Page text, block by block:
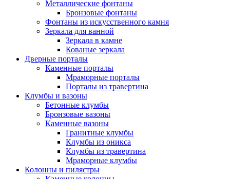
Металлические фонтаны
Бронзовые фонтаны
Фонтаны из искусственного камня
Зеркала для ванной
Зеркала в камне
Кованые зеркала
Дверные порталы
Каменные порталы
Мраморные порталы
Порталы из травертина
Клумбы и вазоны
Бетонные клумбы
Бронзовые вазоны
Каменные вазоны
Гранитные клумбы
Клумбы из оникса
Клумбы из травертина
Мраморные клумбы
Колонны и пилястры